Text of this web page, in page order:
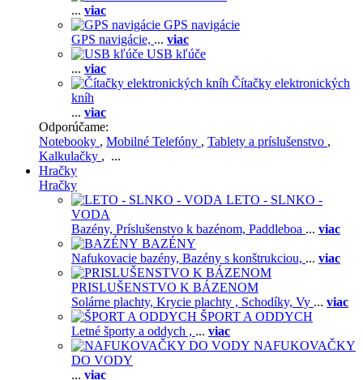
... viac
GPS navigácie
GPS navigácie, ... viac
USB kľúče
... viac
Čítačky elektronických
kníh
... viac
Odporúčame:
Notebooky , Mobilné Telefóny , Tablety a príslušenstvo ,
Kalkulačky , ...
Hračky
Hračky
LETO - SLNKO -
VODA
Bazény, Príslušenstvo k bazénom, Paddleboa ... viac
BAZÉNY
Nafukovacie bazény, Bazény s konštrukciou, ... viac
PRISLUŠENSTVO K BÁZENOM
Solárne plachty, Krycie plachty , Schodíky, Vy ... viac
ŠPORT A ODDYCH
Letné športy a oddych , ... viac
NAFUKOVAČKY
DO VODY
... viac